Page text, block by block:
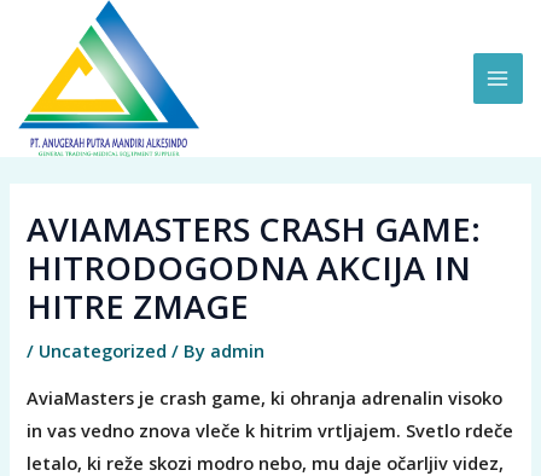
content
AVIAMASTERS CRASH GAME:
HITRODOGODNA AKCIJA IN
HITRE ZMAGE
/ Uncategorized / By admin
AviaMasters je crash game, ki ohranja adrenalin visoko
in vas vedno znova vleče k hitrim vrtljajem. Svetlo rdeče
letalo, ki reže skozi modro nebo, mu daje očarljiv videz,